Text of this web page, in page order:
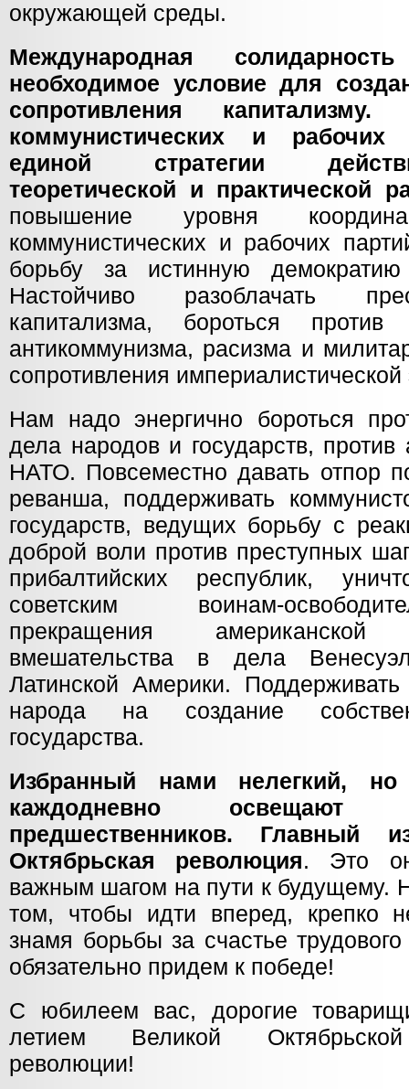
окружающей среды.
Международная
необходимое условие для
сопротивления
коммунистических и рабочих
единой стратегии
теоретической и практической
повышение уровня
коммунистических и рабочих
борьбу за истинную
Настойчиво разоблачать
капитализма, бороться
антикоммунизма, расизма и
сопротивления империалистической
Нам надо энергично бороться
дела народов и государств, против
НАТО. Повсеместно давать отпор
реванша, поддерживать
государств, ведущих борьбу с
доброй воли против преступных
прибалтийских республик,
советским воинам-
прекращения
вмешательства в дела
Латинской Америки. Поддерживать
народа на создание
государства.
Избранный нами нелегкий, но
каждодневно освещают
предшественников.
Октябрьская революция. Это
важным шагом на пути к будущему.
том, чтобы идти вперед, крепко
знамя борьбы за счастье
обязательно придем к победе!
С юбилеем вас, дорогие
летием Великой Октябрьской
революции!